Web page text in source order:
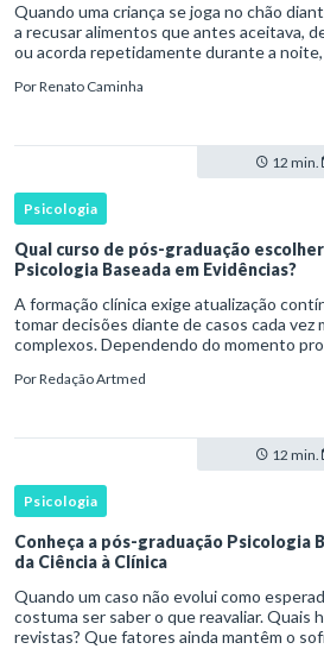
Quando uma criança se joga no chão
a recusar alimentos que antes aceitava,
ou acorda repetidamente durante a
PorRenato Caminha
12 min.
Psicologia
Qual curso de pós-graduação
Psicologia Baseada em Evidências?
A formação clínica exige atualização
tomar decisões diante de casos cada vez
complexos. Dependendo do momento
aprofundamento em ou a especializaçã
PorRedação Artmed
12 min.
Psicologia
Conheça a pós-graduação Psicologia
da Ciência à Clínica
Quando um caso não evolui como
costuma ser saber o que reavaliar. Quais
revistas? Que fatores ainda mantêm o